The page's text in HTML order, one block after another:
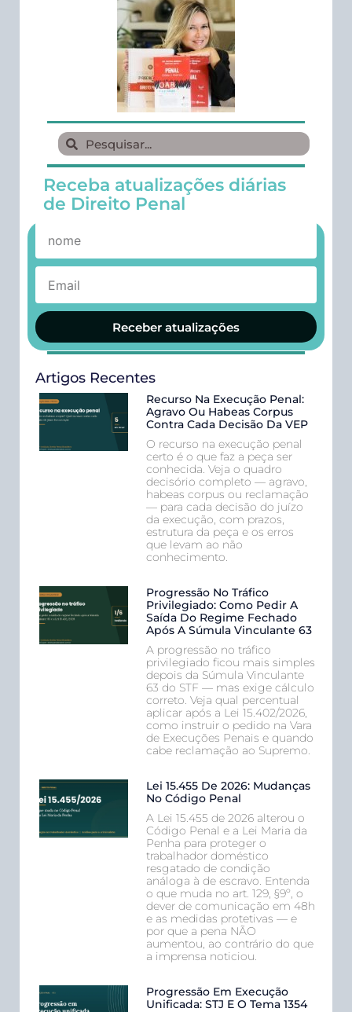
Receba atualizações diárias
de Direito Penal
Receber atualizações
Artigos Recentes
Recurso Na Execução Penal:
Agravo Ou Habeas Corpus
Contra Cada Decisão Da VEP
O recurso na execução penal
certo é o que faz a peça ser
conhecida. Veja o quadro
decisório completo — agravo,
habeas corpus ou reclamação
— para cada decisão do juízo
da execução, com prazos,
estrutura da peça e os erros
que levam ao não
conhecimento.
Progressão No Tráfico
Privilegiado: Como Pedir A
Saída Do Regime Fechado
Após A Súmula Vinculante 63
A progressão no tráfico
privilegiado ficou mais simples
depois da Súmula Vinculante
63 do STF — mas exige cálculo
correto. Veja qual percentual
aplicar após a Lei 15.402/2026,
como instruir o pedido na Vara
de Execuções Penais e quando
cabe reclamação ao Supremo.
Lei 15.455 De 2026: Mudanças
No Código Penal
A Lei 15.455 de 2026 alterou o
Código Penal e a Lei Maria da
Penha para proteger o
trabalhador doméstico
resgatado de condição
análoga à de escravo. Entenda
o que muda no art. 129, §9º, o
dever de comunicação em 48h
e as medidas protetivas — e
por que a pena NÃO
aumentou, ao contrário do que
a imprensa noticiou.
Progressão Em Execução
Unificada: STJ E O Tema 1354